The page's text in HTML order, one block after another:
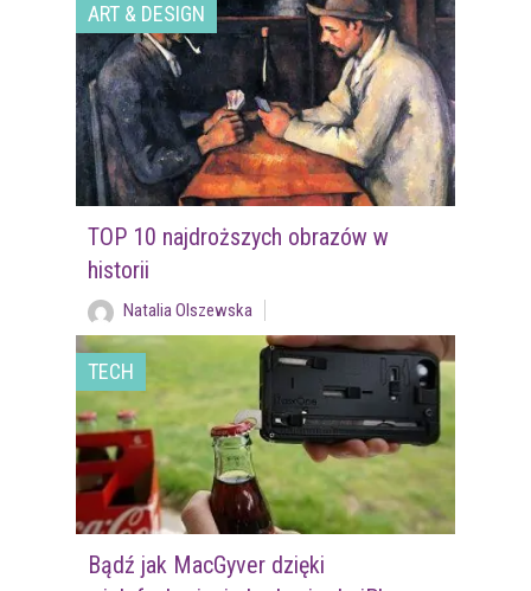
ART & DESIGN
TOP 10 najdroższych obrazów w
historii
Natalia Olszewska
TECH
Bądź jak MacGyver dzięki